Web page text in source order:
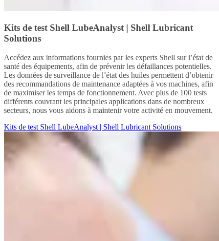
Kits de test Shell LubeAnalyst | Shell Lubricant
Solutions
Accédez aux informations fournies par les experts Shell sur l’état de
santé des équipements, afin de prévenir les défaillances potentielles.
Les données de surveillance de l’état des huiles permettent d’obtenir
des recommandations de maintenance adaptées à vos machines, afin
de maximiser les temps de fonctionnement. Avec plus de 100 tests
différents couvrant les principales applications dans de nombreux
secteurs, nous vous aidons à maintenir votre activité en mouvement.
Kits de test Shell LubeAnalyst | Shell Lubricant Solutions